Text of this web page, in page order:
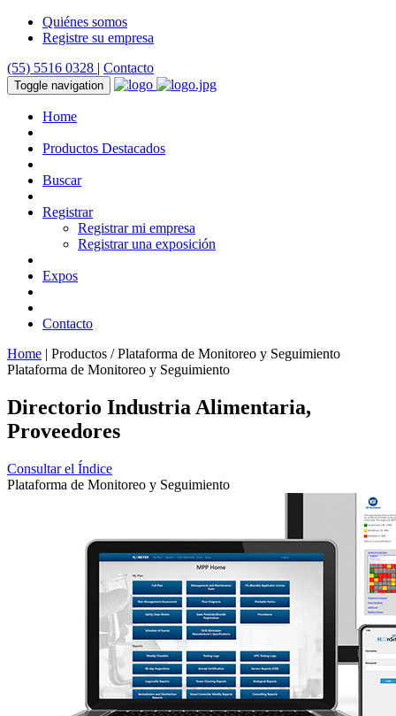
Quiénes somos
Registre su empresa
(55) 5516 0328 | Contacto
Toggle navigation
Home
Productos Destacados
Buscar
Registrar
Registrar mi empresa
Registrar una exposición
Expos
Contacto
Home | Productos / Plataforma de Monitoreo y Seguimiento
Plataforma de Monitoreo y Seguimiento
Directorio Industria Alimentaria,
Proveedores
Consultar el Índice
Plataforma de Monitoreo y Seguimiento